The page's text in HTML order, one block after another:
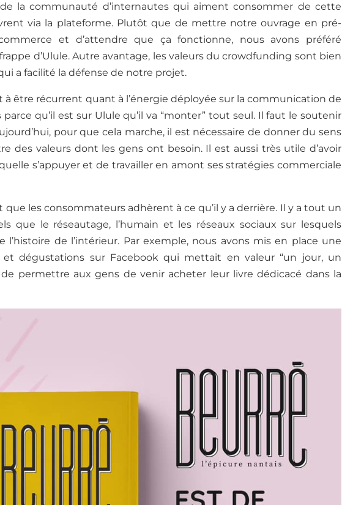
la communauté d’internautes qui aiment consommer de cette
via
la plateforme. Plutôt que de mettre notre ouvrage en pré-
et d’attendre que ça fonctionne, nous avons préféré
d’Ulule.Autre avantage, les valeurs du crowdfunding sont bien
a facilité la défense de notre projet.
à être récurrent quant à l’énergie déployée sur la communication de
parce qu’il est sur Ululequ’il va “monter” tout seul. Il faut lesoutenir
pour que cela marche, il est nécessaire de donner du sens
des valeurs dont les gens ont besoin. Il est aussi très utile d’avoir
s’appuyeret de travailleren amont ses stratégies commerciale
les consommateurs adhèrent à ce qu’il y a derrière. Il y a tout un
que le réseautage, l’humain et les réseaux sociaux sur lesquels
l’histoire de l’intérieur. Par exemple, nous avons mis en place une
et dégustations sur Facebook qui mettait en valeur “un jour,un
permettre aux gens de venir acheter leur livre dédicacé dans la